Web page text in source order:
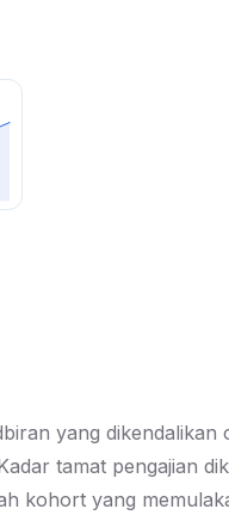
yang
tamat pengajian
kohort yang